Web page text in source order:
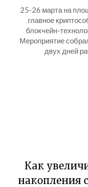
25-26 марта на
главное
блокчейн-
Мероприятие
двух дней
Как